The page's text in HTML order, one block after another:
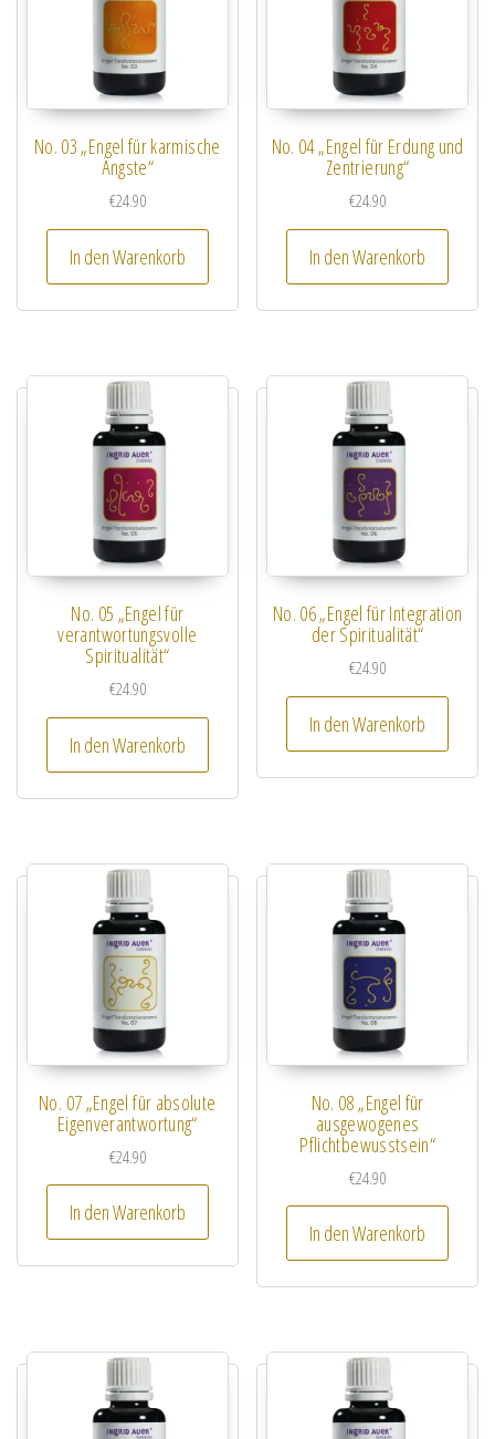
No. 03 „Engel für karmische
Ängste“
€24.90
In den Warenkorb
No. 04 „Engel für Erdung und
Zentrierung“
€24.90
In den Warenkorb
No. 05 „Engel für
verantwortungsvolle
Spiritualität“
€24.90
In den Warenkorb
No. 06 „Engel für Integration
der Spiritualität“
€24.90
In den Warenkorb
No. 07 „Engel für absolute
Eigenverantwortung“
€24.90
In den Warenkorb
No. 08 „Engel für
ausgewogenes
Pflichtbewusstsein“
€24.90
In den Warenkorb